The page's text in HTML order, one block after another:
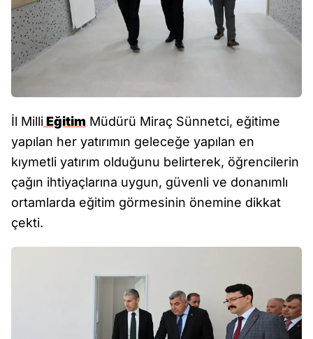
İl MilliEğitim Müdürü Miraç Sünnetci, eğitime
yapılan her yatırımın geleceğe yapılan en
kıymetli yatırım olduğunu belirterek, öğrencilerin
çağın ihtiyaçlarına uygun, güvenli ve donanımlı
ortamlarda eğitim görmesinin önemine dikkat
çekti.